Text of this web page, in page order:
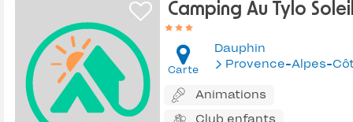
Camping Au Tylo
Carte
Dauphin
Provence-Alpes-Côte
Animations
Club enfants